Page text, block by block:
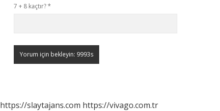
7 + 8 kaçtır?*
https://slaytajans.com https://vivago.com.tr